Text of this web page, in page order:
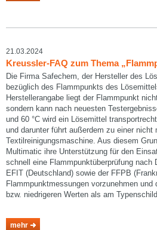
21.03.2024
Kreussler-FAQ zum Thema
Die Firma Safechem, der Hersteller des
bezüglich des Flammpunkts des
Herstellerangabe liegt der Flammpunkt
sondern kann nach neuesten
und 60 °C wird ein Lösemittel
und darunter führt außerdem zu einer
Textilreinigungsmaschine. Aus diesem
Multimatic ihre Unterstützung für den
schnell eine Flammpunktüberprüfung nach
EFIT (Deutschland) sowie der FFPB
Flammpunktmessungen vorzunehmen
bzw. niedrigeren Werten als am
mehr